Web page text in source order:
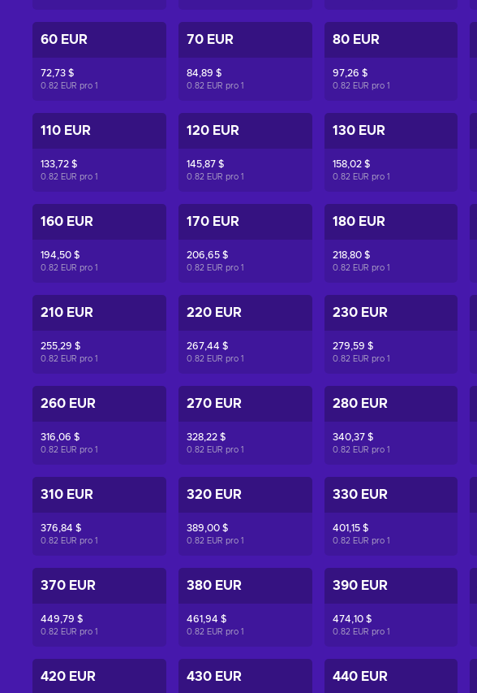
60 EUR
72,73 $
0.82 EUR pro 1
70 EUR
84,89 $
0.82 EUR pro 1
80 EUR
97,26 $
0.82 EUR pro 1
110 EUR
133,72 $
0.82 EUR pro 1
120 EUR
145,87 $
0.82 EUR pro 1
130 EUR
158,02 $
0.82 EUR pro 1
160 EUR
194,50 $
0.82 EUR pro 1
170 EUR
206,65 $
0.82 EUR pro 1
180 EUR
218,80 $
0.82 EUR pro 1
210 EUR
255,29 $
0.82 EUR pro 1
220 EUR
267,44 $
0.82 EUR pro 1
230 EUR
279,59 $
0.82 EUR pro 1
260 EUR
316,06 $
0.82 EUR pro 1
270 EUR
328,22 $
0.82 EUR pro 1
280 EUR
340,37 $
0.82 EUR pro 1
310 EUR
376,84 $
0.82 EUR pro 1
320 EUR
389,00 $
0.82 EUR pro 1
330 EUR
401,15 $
0.82 EUR pro 1
370 EUR
449,79 $
0.82 EUR pro 1
380 EUR
461,94 $
0.82 EUR pro 1
390 EUR
474,10 $
0.82 EUR pro 1
420 EUR 430 EUR 440 EUR